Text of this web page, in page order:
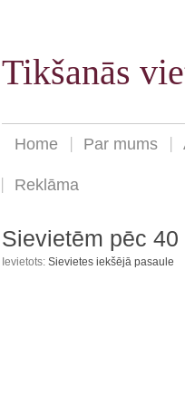
Tikšanās
Home Par mums
Reklāma
Sievietēm pēc
Ievietots: Sievietes iekšējā pasaule